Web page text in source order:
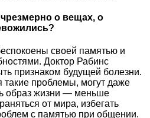
о вещах, о
своей памятью и
Доктор Рабинс
признаком будущей болезни.
проблемы, могут даже
образ жизни — меньше
от мира, избегать
с памятью при общении.